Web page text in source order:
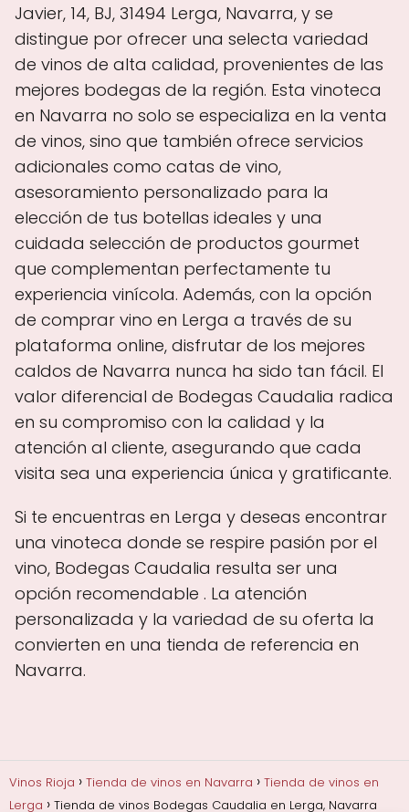
Javier, 14, BJ, 31494 Lerga, Navarra, y se
distingue por ofrecer una selecta variedad
de vinos de alta calidad, provenientes de las
mejores bodegas de la región. Esta vinoteca
en Navarra no solo se especializa en la venta
de vinos, sino que también ofrece servicios
adicionales como catas de vino,
asesoramiento personalizado para la
elección de tus botellas ideales y una
cuidada selección de productos gourmet
que complementan perfectamente tu
experiencia vinícola. Además, con la opción
de comprar vino en Lerga a través de su
plataforma online, disfrutar de los mejores
caldos de Navarra nunca ha sido tan fácil. El
valor diferencial de Bodegas Caudalia radica
en su compromiso con la calidad y la
atención al cliente, asegurando que cada
visita sea una experiencia única y gratificante.
Si te encuentras en Lerga y deseas encontrar
una vinoteca donde se respire pasión por el
vino, Bodegas Caudalia resulta ser una
opción recomendable . La atención
personalizada y la variedad de su oferta la
convierten en una tienda de referencia en
Navarra.
Vinos Rioja Tienda de vinos en Navarra
Tienda de vinos en
Lerga
Tienda de vinos Bodegas Caudalia en Lerga, Navarra